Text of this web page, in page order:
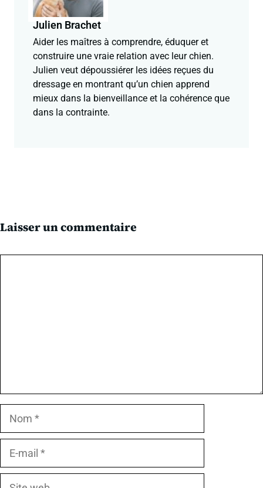
Julien Brachet
Aider les maîtres à comprendre, éduquer et
construire une vraie relation avec leur chien.
Julien veut dépoussiérer les idées reçues du
dressage en montrant qu’un chien apprend
mieux dans la bienveillance et la cohérence que
dans la contrainte.
Laisser un commentaire
Site